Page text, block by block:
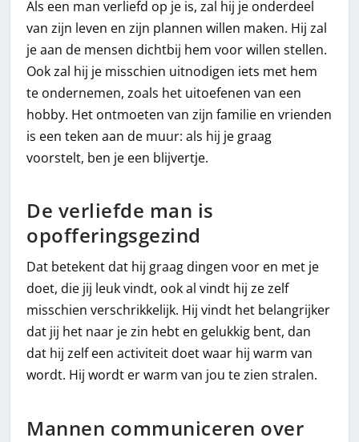
Als een man verliefd op je is, zal hij je onderdeel
van zijn leven en zijn plannen willen maken. Hij zal
je aan de mensen dichtbij hem voor willen stellen.
Ook zal hij je misschien uitnodigen iets met hem
te ondernemen, zoals het uitoefenen van een
hobby. Het ontmoeten van zijn familie en vrienden
is een teken aan de muur: als hij je graag
voorstelt, ben je een blijvertje.
De verliefde man is
opofferingsgezind
Dat betekent dat hij graag dingen voor en met je
doet, die jij leuk vindt, ook al vindt hij ze zelf
misschien verschrikkelijk. Hij vindt het belangrijker
dat jij het naar je zin hebt en gelukkig bent, dan
dat hij zelf een activiteit doet waar hij warm van
wordt. Hij wordt er warm van jou te zien stralen.
Mannen communiceren over